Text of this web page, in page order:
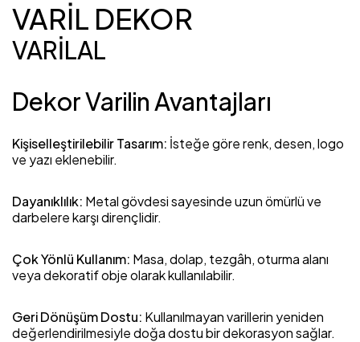
VARİL DEKOR
VARİLAL
Dekor Varilin Avantajları
Kişiselleştirilebilir Tasarım: İsteğe göre renk, desen, logo
ve yazı eklenebilir.
Dayanıklılık: Metal gövdesi sayesinde uzun ömürlü ve
darbelere karşı dirençlidir.
Çok Yönlü Kullanım: Masa, dolap, tezgâh, oturma alanı
veya dekoratif obje olarak kullanılabilir.
Geri Dönüşüm Dostu: Kullanılmayan varillerin yeniden
değerlendirilmesiyle doğa dostu bir dekorasyon sağlar.